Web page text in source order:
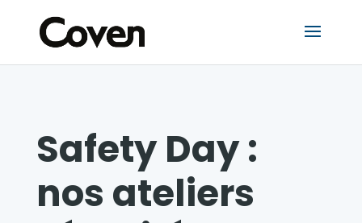
Safety Day :
nos ateliers